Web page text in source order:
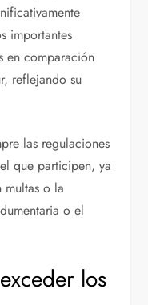
importantes
en comparación
reflejando su
las regulaciones
que participen, ya
multas o la
o el
los